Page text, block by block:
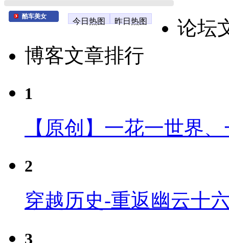
酷车美女
今日热图 昨日热图
论坛
博客文章排行
1
【原创】一花一世界
2
穿越历史-重返幽云十
3